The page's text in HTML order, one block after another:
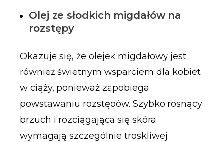
Olej ze słodkich migdałów na
rozstępy
Okazuje się, że olejek migdałowy jest
również świetnym wsparciem dla kobiet
w ciąży, ponieważ zapobiega
powstawaniu rozstępów. Szybko rosnący
brzuch i rozciągająca się skóra
wymagają szczególnie troskliwej